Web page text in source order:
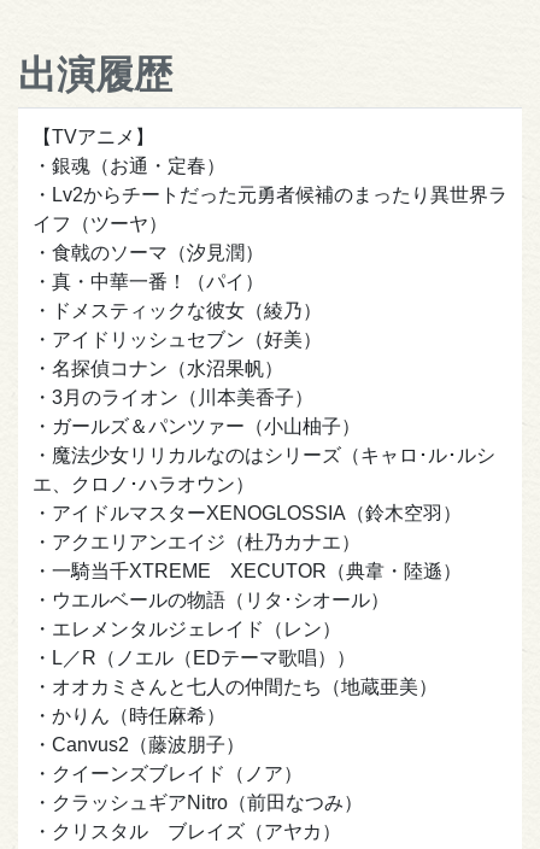
出演履歴
【TVアニメ】
・銀魂（お通・定春）
・Lv2からチートだった元勇者候補のまったり異世界ラ
イフ（ツーヤ）
・食戟のソーマ（汐見潤）
・真・中華一番！（パイ）
・ドメスティックな彼女（綾乃）
・アイドリッシュセブン（好美）
・名探偵コナン（水沼果帆）
・3月のライオン（川本美香子）
・ガールズ＆パンツァー（小山柚子）
・魔法少女リリカルなのはシリーズ（キャロ･ル･ルシ
エ、クロノ･ハラオウン）
・アイドルマスターXENOGLOSSIA（鈴木空羽）
・アクエリアンエイジ（杜乃カナエ）
・一騎当千XTREME XECUTOR（典韋・陸遜）
・ウエルベールの物語（リタ･シオール）
・エレメンタルジェレイド（レン）
・L／R（ノエル（EDテーマ歌唱））
・オオカミさんと七人の仲間たち（地蔵亜美）
・かりん（時任麻希）
・Canvus2（藤波朋子）
・クイーンズブレイド（ノア）
・クラッシュギアNitro（前田なつみ）
・クリスタル ブレイズ（アヤカ）